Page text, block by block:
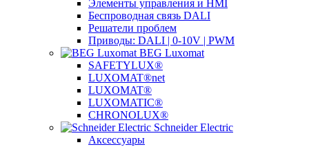
Элементы управления и HMI
Беспроводная связь DALI
Решатели проблем
Приводы: DALI | 0-10V | PWM
BEG Luxomat
SAFETYLUX®
LUXOMAT®net
LUXOMAT®
LUXOMATIC®
CHRONOLUX®
Schneider Electric
Аксессуары